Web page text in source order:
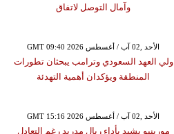
وآمال التوصل لاتفاق
GMT 09:40 2026 الأحد ,02 آب / أغسطس
ولي العهد السعودي وترامب يبحثان تطورات
المنطقة ويؤكدان أهمية التهدئة
GMT 15:16 2026 الأحد ,02 آب / أغسطس
مورينيو يشيد بأداء ريال مدريد رغم التعادل